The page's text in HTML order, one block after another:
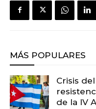
MÁS POPULARES
Crisis
de la IV